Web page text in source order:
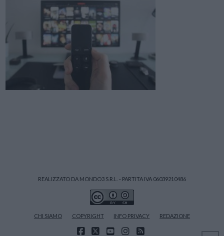
REALIZZATO DA MONDO3 S.R.L. - PARTITA IVA 06039210486
CHI SIAMO COPYRIGHT INFO PRIVACY REDAZIONE